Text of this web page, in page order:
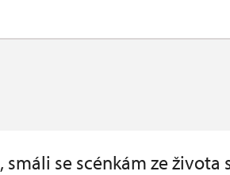
se scénkám ze života